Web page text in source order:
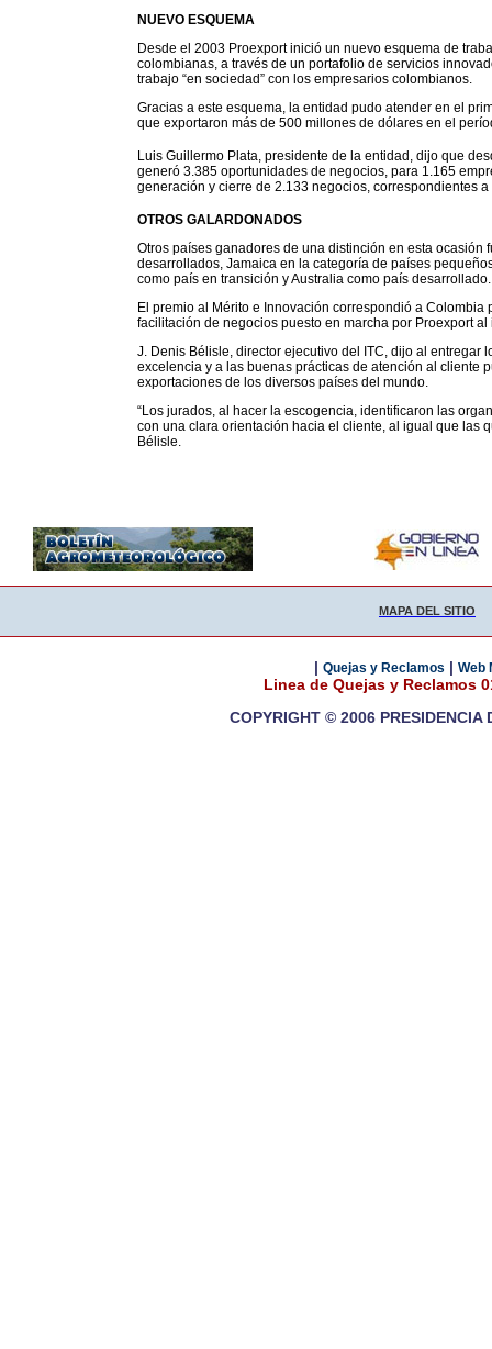
NUEVO ESQUEMA
Desde el 2003 Proexport inició un nuevo esquema de
colombianas, a través de un portafolio de servicios
trabajo “en sociedad” con los empresarios colombianos.
Gracias a este esquema, la entidad pudo atender en el
que exportaron más de 500 millones de dólares en el
Luis Guillermo Plata, presidente de la entidad, dijo que
generó 3.385 oportunidades de negocios, para 1.165
generación y cierre de 2.133 negocios, correspondientes
OTROS GALARDONADOS
Otros países ganadores de una distinción en esta
desarrollados, Jamaica en la categoría de países
como país en transición y Australia como país desarrollado.
El premio al Mérito e Innovación correspondió a
facilitación de negocios puesto en marcha por Proexport
J. Denis Bélisle, director ejecutivo del ITC, dijo al entregar
excelencia y a las buenas prácticas de atención al cliente
exportaciones de los diversos países del mundo.
“Los jurados, al hacer la escogencia, identificaron las
con una clara orientación hacia el cliente, al igual que las
Bélisle.
MAPA DEL SITIO
| Quejas y Reclamos | Web
Linea de Quejas y Reclamos
COPYRIGHT © 2006 PRESIDENCIA